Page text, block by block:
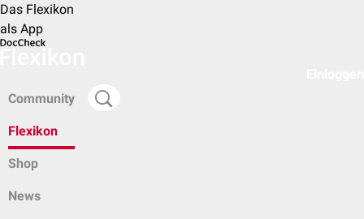
Das Flexikon
als App
Community
Flexikon
Shop
News